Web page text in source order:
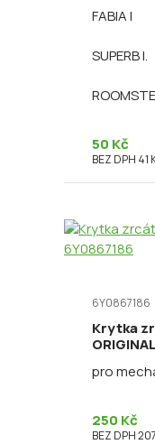
FABIA I
SUPERB I.
50 Kč
BEZ DPH 41
6Y0867186
Krytka
pro
250 Kč
BEZ DPH